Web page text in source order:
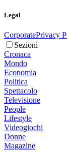
Legal
CorporatePrivacy
Sezioni
Cronaca
Mondo
Economia
Politica
Spettacolo
Televisione
People
Lifestyle
Videogiochi
Donne
Magazine